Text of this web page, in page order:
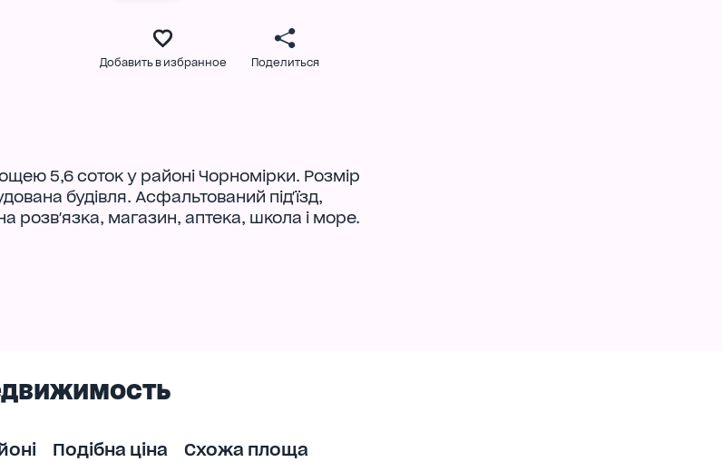
Добавить в избранное Поделиться
5,6 соток у районі Чорномірки. Розмір
будівля. Асфальтований під'їзд,
розв'язка, магазин, аптека, школа і море.
Подібна ціна Схожа площа